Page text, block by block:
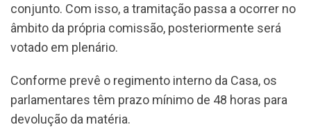
conjunto. Com isso, a tramitação passa a ocorrer no
âmbito da própria comissão, posteriormente será
votado em plenário.
Conforme prevê o regimento interno da Casa, os
parlamentares têm prazo mínimo de 48 horas para
devolução da matéria.